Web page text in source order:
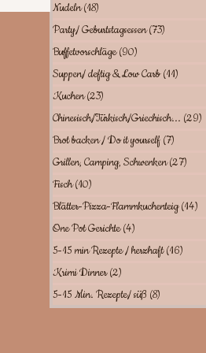
Nudeln (18)
Party/ Geburtstagsessen(73)
Buffetvorschläge (90)
Suppen/ deftig & Low Carb (11)
Kuchen (23)
Chinesisch/Türkisch/Griechisch... (29)
Brot backen / Do it yourself (7)
Grillen, Camping, Schwenken (27)
Fisch (10)
Blätter-Pizza-Flammkuchenteig (14)
One Pot Gerichte (4)
5-15 min Rezepte / herzhaft (16)
Krimi Dinner (2)
5-15 Min. Rezepte/ süß (8)